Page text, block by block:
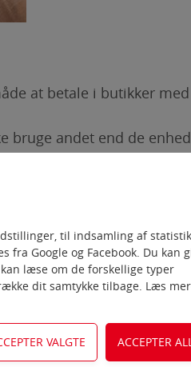
at betale i butikker
bruge andet end de
Apple Pay også en
tid på at oprette konti
til indsamling af
fra Google og Facebook. Du kan
læse om de forskellige typer
dit samtykke tilbage. Læs